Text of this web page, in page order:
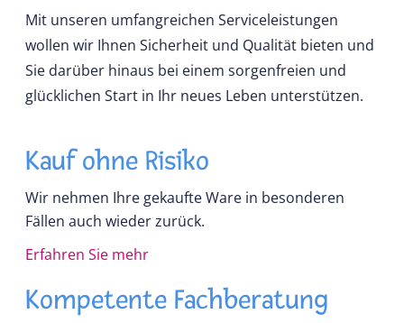
Mit unseren umfangreichen Serviceleistungen
wollen wir Ihnen Sicherheit und Qualität bieten und
Sie darüber hinaus bei einem sorgenfreien und
glücklichen Start in Ihr neues Leben unterstützen.
Kauf ohne Risiko
Wir nehmen Ihre gekaufte Ware in besonderen
Fällen auch wieder zurück.
Erfahren Sie mehr
Kompetente Fachberatung